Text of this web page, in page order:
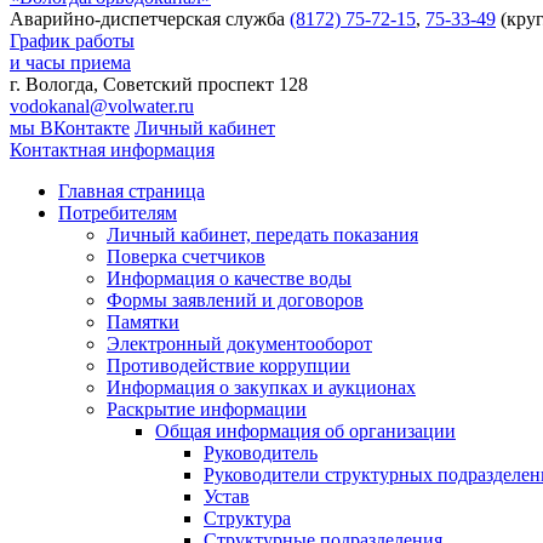
Аварийно-диспетчерская служба (8172) 75-72-15, 75-33-49
График работы
и часы приема
г. Вологда, Советский проспект 128
vodokanal@volwater.ru
мы ВКонтакте Личный кабинет
Контактная информация
Главная страница
Потребителям
Личный кабинет, передать показания
Поверка счетчиков
Информация о качестве воды
Формы заявлений и договоров
Памятки
Электронный документооборот
Противодействие коррупции
Информация о закупках и аукционах
Раскрытие информации
Общая информация об организации
Руководитель
Руководители структурных
Устав
Структура